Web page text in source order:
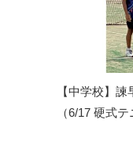
【中学校】
（6/17 硬式テ